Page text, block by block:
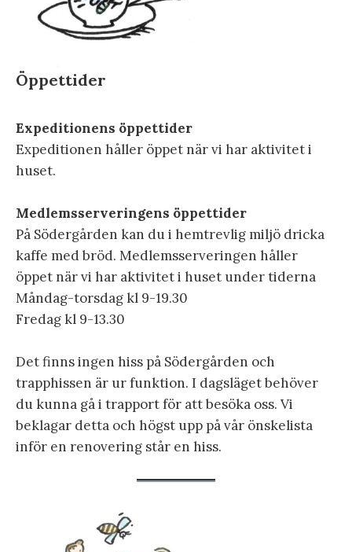
Öppettider
Expeditionens öppettider
Expeditionen håller öppet när vi har aktivitet i
huset.
Medlemsserveringens öppettider
På Södergården kan du i hemtrevlig miljö dricka
kaffe med bröd. Medlemsserveringen håller
öppet när vi har aktivitet i huset under tiderna
Måndag-torsdag kl 9-19.30
Fredag kl 9-13.30
Det finns ingen hiss på Södergården och
trapphissen är ur funktion. I dagsläget behöver
du kunna gå i trapport för att besöka oss. Vi
beklagar detta och högst upp på vår önskelista
inför en renovering står en hiss.